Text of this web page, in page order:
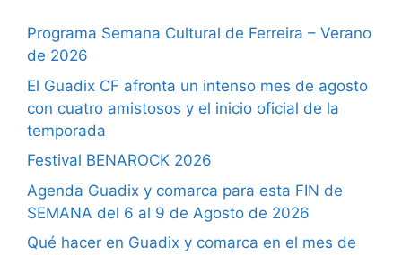
Programa Semana Cultural de Ferreira – Verano
de 2026
El Guadix CF afronta un intenso mes de agosto
con cuatro amistosos y el inicio oficial de la
temporada
Festival BENAROCK 2026
Agenda Guadix y comarca para esta FIN de
SEMANA del 6 al 9 de Agosto de 2026
Qué hacer en Guadix y comarca en el mes de